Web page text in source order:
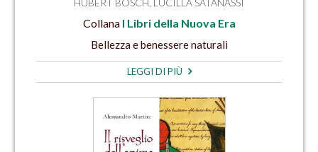
Collana I Libri della Nuova Era
Bellezza e benessere naturali
LEGGI DI PIÙ